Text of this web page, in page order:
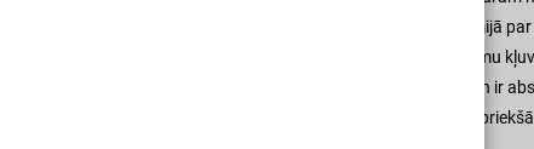
sistēmu speciālists. Piemēram, Somijā
uzmanība. Taču Latvijā jau par normu
Arī pašas sistēmu apkopes bieži vien ir
neapzinoties savu atbildību likuma